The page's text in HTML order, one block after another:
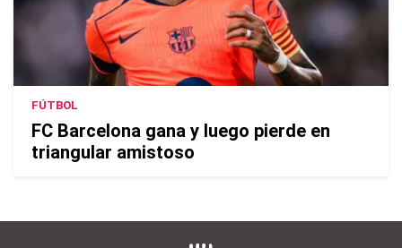
FÚTBOL
FC Barcelona gana y luego pierde en
triangular amistoso